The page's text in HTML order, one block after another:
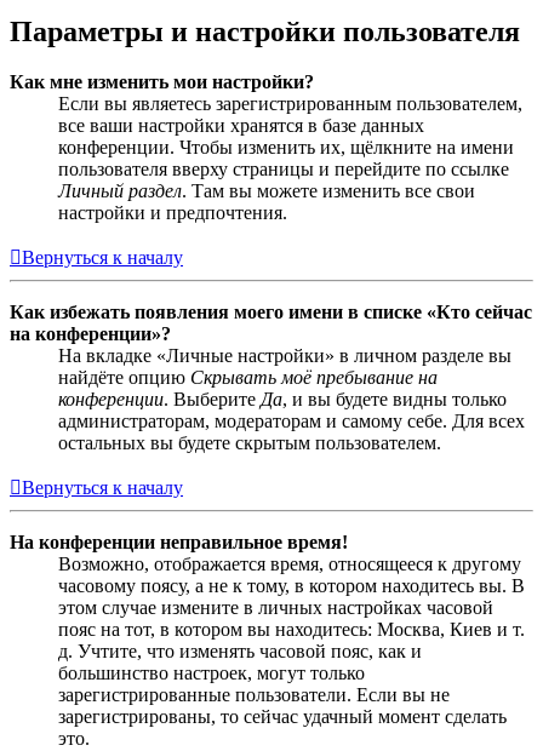
Параметры и настройки пользователя
Как мне изменить мои настройки?
Если вы являетесь зарегистрированным пользователем,
все ваши настройки хранятся в базе данных
конференции. Чтобы изменить их, щёлкните на имени
пользователя вверху страницы и перейдите по ссылке
Личный раздел. Там вы можете изменить все свои
настройки и предпочтения.
Вернуться к началу
Как избежать появления моего имени в списке «Кто сейчас
на конференции»?
На вкладке «Личные настройки» в личном разделе вы
найдёте опцию Скрывать моё пребывание на
конференции. ВыберитеДа, и вы будете видны только
администраторам, модераторам и самому себе. Для всех
остальных вы будете скрытым пользователем.
Вернуться к началу
На конференции неправильное время!
Возможно, отображается время, относящееся к другому
часовому поясу, а не к тому, в котором находитесь вы. В
этом случае измените в личных настройках часовой
пояс на тот, в котором вы находитесь: Москва, Киев и т.
д. Учтите, что изменять часовой пояс, как и
большинство настроек, могут только
зарегистрированные пользователи. Если вы не
зарегистрированы, то сейчас удачный момент сделать
это.